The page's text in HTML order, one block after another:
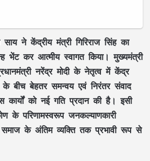
ने केंद्रीय मंत्री गिरिराज सिंह का
भेंट कर आत्मीय स्वागत किया। मुख्यमंत्री
नरेंद्र मोदी के नेतृत्व में केंद्र
के बीचबेहतर समन्वयएवंनिरंतर संवाद
कार्यों को नई गति प्रदान की है। इसी
के परिणामस्वरूपजनकल्याणकारी
के अंतिम व्यक्ति तक प्रभावी रूप से